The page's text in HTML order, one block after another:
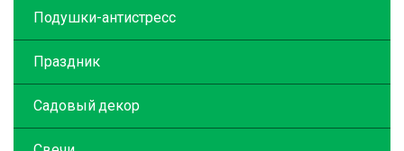
Подушки-антистресс
Праздник
Садовый декор